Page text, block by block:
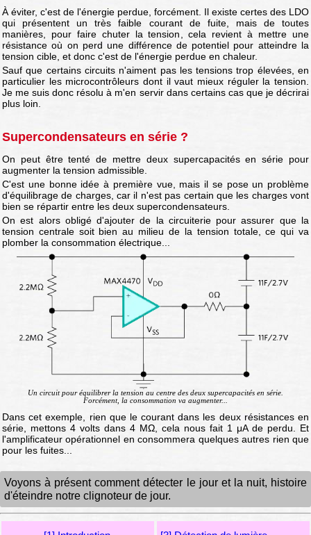
À éviter, c'est de l'énergie perdue, forcément. Il existe certes des LDO
qui présentent un très faible courant de fuite, mais de toutes
manières, pour faire chuter la tension, cela revient à mettre une
résistance où on perd une différence de potentiel pour atteindre la
tension cible, et donc c'est de l'énergie perdue en chaleur.
Sauf que certains circuits n'aiment pas les tensions trop élevées, en
particulier les microcontrôleurs dont il vaut mieux réguler la tension.
Je me suis donc résolu à m'en servir dans certains cas que je décrirai
plus loin.
Supercondensateurs en série ?
On peut être tenté de mettre deux supercapacités en série pour
augmenter la tension admissible.
C'est une bonne idée à première vue, mais il se pose un problème
d'équilibrage de charges, car il n'est pas certain que les charges vont
bien se répartir entre les deux supercondensateurs.
On est alors obligé d'ajouter de la circuiterie pour assurer que la
tension centrale soit bien au milieu de la tension totale, ce qui va
plomber la consommation électrique...
Un circuit pour équilibrer la tension au centre des deux supercapacités en série.
Forcément, la consommation va augmenter...
Dans cet exemple, rien que le courant dans les deux résistances en
série, mettons 4 volts dans 4 MΩ, cela nous fait 1 μA de perdu. Et
l'amplificateur opérationnel en consommera quelques autres rien que
pour les fuites...
Voyons à présent comment détecter le jour et la nuit, histoire
d'éteindre notre clignoteur de jour.